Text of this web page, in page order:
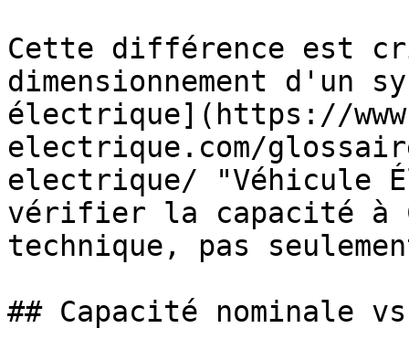
Cette différence est
dimensionnement d'un
électrique](https://
electrique.com/
electrique/ "Véhicule
vérifier la capacité à
technique, pas
## Capacité nominale